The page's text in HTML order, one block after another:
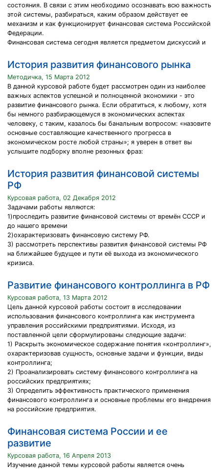
состояния. В связи с этим необходимо осознавать всю важность
этой системы, разбираться, каким образом действует ее
механизм и как функционирует финансовая система Российской
Федерации.
Финансовая система сегодня является предметом дискуссий и
История развития финансового рынка
Методичка, 15 Марта 2012
В данной курсовой работе будет рассмотрен один из наиболее
важных аспектов успешной и полноценной экономики - это
развитие финансового рынка. Если обратиться, к любому, хотя
бы немного разбирающемуся в экономических аспектах
человеку, с таким, казалось бы банальным вопросом: «назовите
основные составляющие качественного прогресса в
экономическом росте любой страны»; я уверен в ответ вы
услышите подборку вполне резонных фраз:
История развития финансовой системы
РФ
Курсовая работа, 02 Декабря 2012
Задачами работы являются:
1)проследить развитие финансовой системы от времён СССР и
до нашего времени
2)охарактеризовать финансовую систему РФ.
3) рассмотреть перспективы развития финансовой системы РФ
на ближайшее будущее и пути её выхода из экономического
кризиса.
Развитие финансового контроллинга в РФ
Курсовая работа, 13 Марта 2012
Цель данной курсовой работы состоит в исследовании
использования финансового контроллинга как инструмента
управления российскими предприятиями. Исходя, из
поставленной цели сформулированы следующие задачи:
1) Раскрыть экономическое содержание понятия «контроллинг»,
охарактеризовав сущность, основные задачи и функции, виды
контроллинга;
2) Проанализировать систему финансового контроллинга на
российских предприятиях;
3) Определить эффективность практического применения
финансового контроллинга и основные проблемы его внедрения
на российские предприятия.
Финансовая система России и ее
развитие
Курсовая работа, 16 Апреля 2013
Изучение данной темы курсовой работы является очень